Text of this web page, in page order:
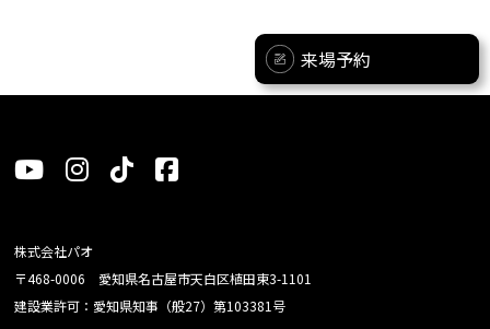
来場予約
株式会社パオ
〒468-0006 愛知県名古屋市天白区植田東3-1101
建設業許可：愛知県知事（般27）第103381号